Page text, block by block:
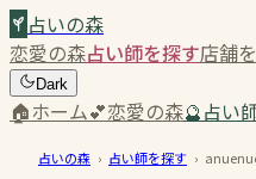
占いの森
恋愛の森占い師を探す店舗
Dark
🏠ホーム💕恋愛の森🔮占い
占いの森 › 占い師を探す ›